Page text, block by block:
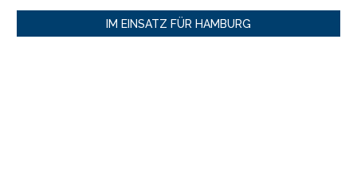
IM EINSATZ FÜR HAMBURG